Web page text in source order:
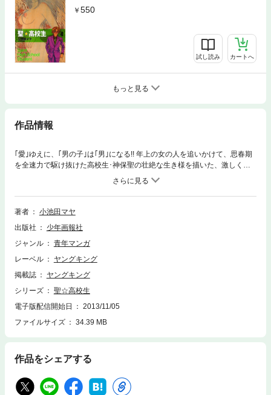
550
試し読み カートへ
もっと見る
作品情報
｢愛｣ゆえに、｢男の子｣は｢男｣になる!! 年上の女の人を追いかけて、思春期
を全速力で駆け抜けた高校生･神保聖の壮絶な生き様を描いた、激しくも
切ない若盛りラヴ･ロマンス、狂おしいまでの｢愛｣のカタチがここに!!
著者
小池田マヤ
出版社
少年画報社
ジャンル
青年マンガ
レーベル
ヤングキング
掲載誌
ヤングキング
シリーズ
聖☆高校生
電子版配信開始日
2013/11/05
ファイルサイズ
34.39 MB
作品をシェアする